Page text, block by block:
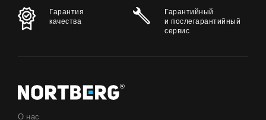
Гарантия
качества
Гарантийный
и послегарантийный
сервис
О нас